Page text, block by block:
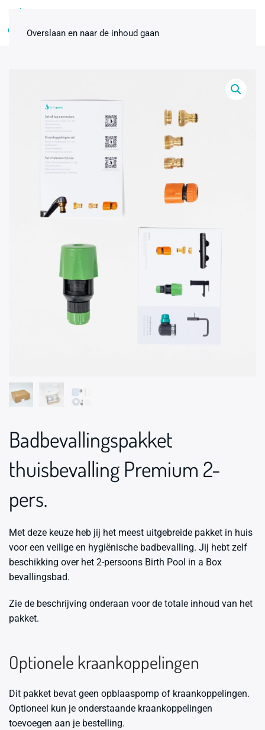
Bevallingsbad Midnight 2-pers.
inclusief premiumpakket huren
Overslaan en naar de inhoud gaan
Badbevallingspakket
thuisbevalling Premium 2-
pers.
Met deze keuze heb jij het meest uitgebreide pakket in huis
voor een veilige en hygiënische badbevalling. Jij hebt zelf
beschikking over het 2-persoons Birth Pool in a Box
bevallingsbad.
Zie de beschrijving onderaan voor de totale inhoud van het
pakket.
Optionele kraankoppelingen
Dit pakket bevat geen opblaaspomp of kraankoppelingen.
Optioneel kun je onderstaande kraankoppelingen
toevoegen aan je bestelling.